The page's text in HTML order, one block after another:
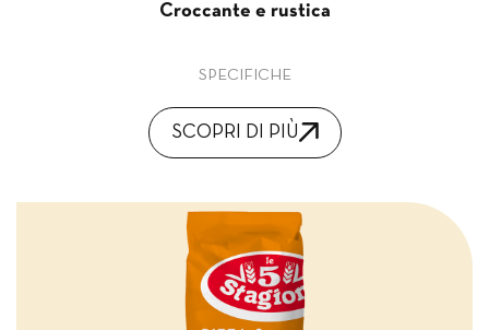
Croccante e rustica
SPECIFICHE
SCOPRI DI PIÙ